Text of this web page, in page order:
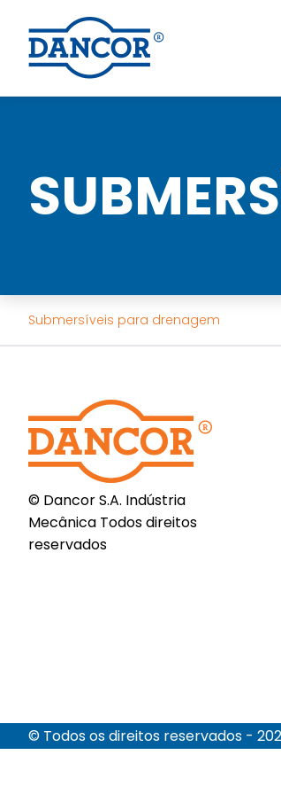
Submersíveis para drenagem
© Dancor S.A. Indústria
Mecânica Todos direitos
reservados
© Todos os direitos reservados -